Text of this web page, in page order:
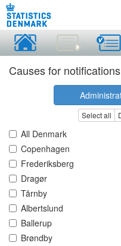
Causes for
Select all
All Denmark
Copenhagen
Frederiksberg
Dragør
Tårnby
Albertslund
Ballerup
Brøndby